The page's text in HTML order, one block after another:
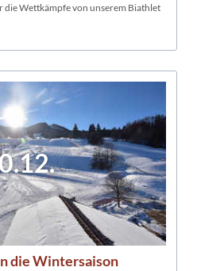
die Wettkämpfe von unserem Biathlet
die Wintersaison